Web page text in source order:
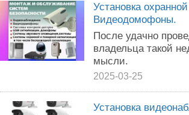
Установка
Видеодомофоны.
После удачно
владельца такой
мысли.
2025-03-25
Установка